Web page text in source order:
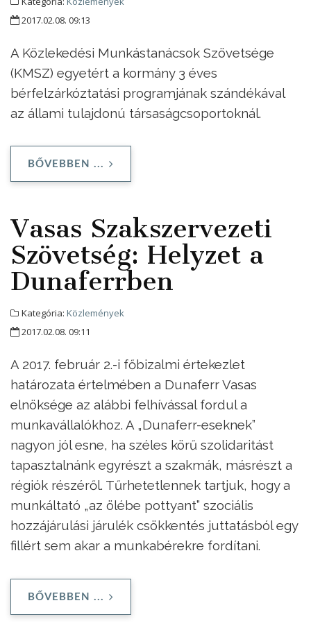
2017.02.08. 09:13
A Közlekedési Munkástanácsok Szövetsége
(KMSZ) egyetért a kormány 3 éves
bérfelzárkóztatási programjának szándékával
az állami tulajdonú társaságcsoportoknál.
BŐVEBBEN ...
Vasas Szakszervezeti
Szövetség: Helyzet a
Dunaferrben
Kategória: Közlemények
2017.02.08. 09:11
A 2017. február 2.-i főbizalmi értekezlet
határozata értelmében a Dunaferr Vasas
elnöksége az alábbi felhívással fordul a
munkavállalókhoz. A „Dunaferr-eseknek”
nagyon jól esne, ha széles körű szolidaritást
tapasztalnánk egyrészt a szakmák, másrészt a
régiók részéről. Tűrhetetlennek tartjuk, hogy a
munkáltató „az ölébe pottyant” szociális
hozzájárulási járulék csökkentés juttatásból egy
fillért sem akar a munkabérekre fordítani.
BŐVEBBEN ...